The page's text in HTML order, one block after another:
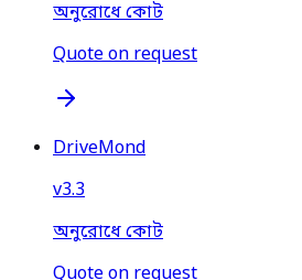
অনুরোধে কোট
Quote on request
DriveMond
v3.3
অনুরোধে কোট
Quote on request